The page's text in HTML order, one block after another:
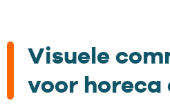
Visuele
voor horeca